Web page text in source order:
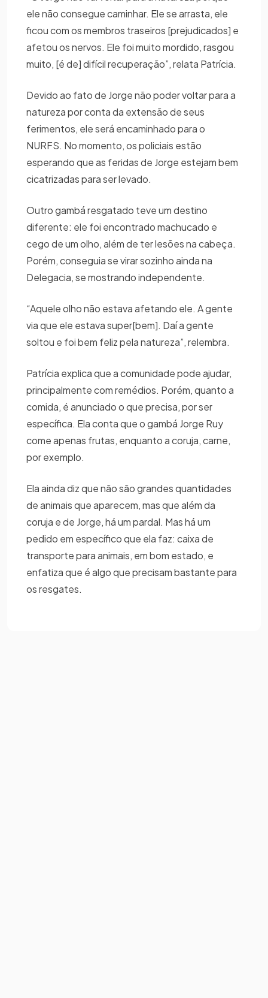
ele não consegue caminhar. Ele se arrasta, ele
ficou com os membros traseiros [prejudicados] e
afetou os nervos. Ele foi muito mordido, rasgou
muito, [é de] difícil recuperação”, relata Patrícia.
Devido ao fato de Jorge não poder voltar para a
natureza por conta da extensão de seus
ferimentos, ele será encaminhado para o
NURFS. No momento, os policiais estão
esperando que as feridas de Jorge estejam bem
cicatrizadas para ser levado.
Outro gambá resgatado teve um destino
diferente: ele foi encontrado machucado e
cego de um olho, além de ter lesões na cabeça.
Porém, conseguia se virar sozinho ainda na
Delegacia, se mostrando independente.
“Aquele olho não estava afetando ele. A gente
via que ele estava super[bem]. Daí a gente
soltou e foi bem feliz pela natureza”, relembra.
Patrícia explica que a comunidade pode ajudar,
principalmente com remédios. Porém, quanto a
comida, é anunciado o que precisa, por ser
específica. Ela conta que o gambá Jorge Ruy
come apenas frutas, enquanto a coruja, carne,
por exemplo.
Ela ainda diz que não são grandes quantidades
de animais que aparecem, mas que além da
coruja e de Jorge, há um pardal. Mas há um
pedido em específico que ela faz: caixa de
transporte para animais, em bom estado, e
enfatiza que é algo que precisam bastante para
os resgates.